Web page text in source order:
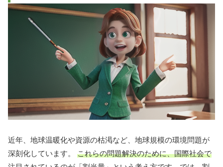
近年、地球温暖化や資源の枯渇など、地球規模の環境問題が
深刻化しています。 これらの問題解決のために、国際社会で